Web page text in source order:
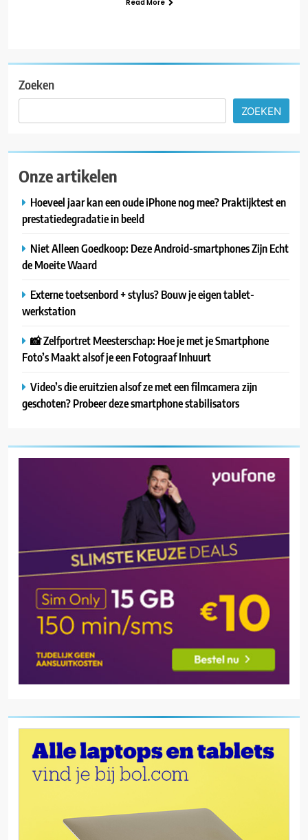
Read More
Zoeken
ZOEKEN
Onze artikelen
Hoeveel jaar kan een oude iPhone nog mee? Praktijktest en
prestatiedegradatie in beeld
Niet Alleen Goedkoop: Deze Android-smartphones Zijn Echt
de Moeite Waard
Externe toetsenbord + stylus? Bouw je eigen tablet-
werkstation
📸 Zelfportret Meesterschap: Hoe je met je Smartphone
Foto’s Maakt alsof je een Fotograaf Inhuurt
Video’s die eruitzien alsof ze met een filmcamera zijn
geschoten? Probeer deze smartphone stabilisators